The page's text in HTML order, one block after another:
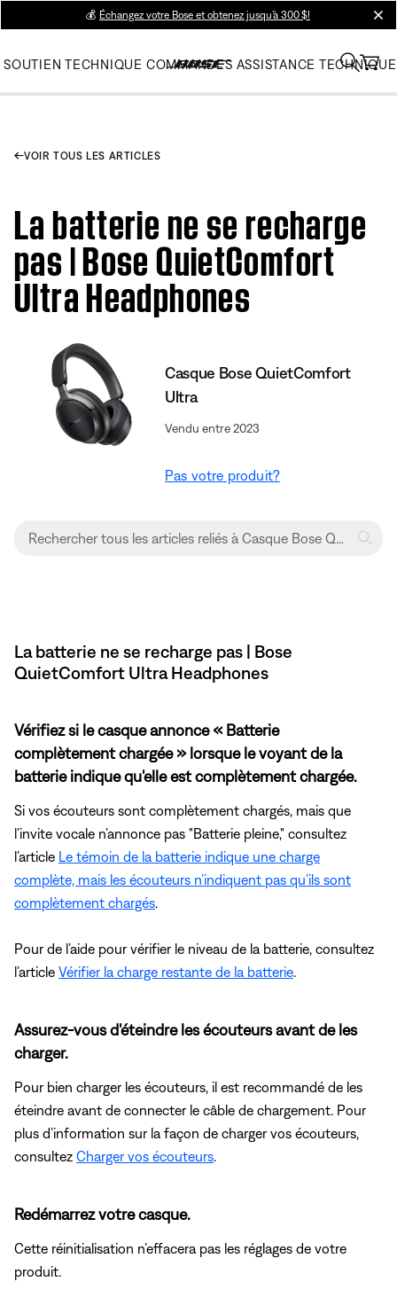
💰 Échangez votre Bose et obtenez jusqu’à 300 $!
SOUTIEN TECHNIQUE COMMANDES ASSISTANCE TECHNIQUE
VOIR TOUS LES ARTICLES
La batterie ne se recharge
pas | Bose QuietComfort
Ultra Headphones
Casque Bose QuietComfort
Ultra
Vendu entre 2023
Pas votre produit?
La batterie ne se recharge pas | Bose
QuietComfort Ultra Headphones
Vérifiez si le casque annonce « Batterie
complètement chargée » lorsque le voyant de la
batterie indique qu'elle est complètement chargée.
Si vos écouteurs sont complètement chargés, mais que
l’invite vocale n’annonce pas "Batterie pleine," consultez
l’article Le témoin de la batterie indique une charge
complète, mais les écouteurs n’indiquent pas qu’ils sont
complètement chargés
Pour de l’aide pour vérifier le niveau de la batterie, consultez
l’article Vérifier la charge restante de la batterie
Assurez-vous d'éteindre les écouteurs avant de les
charger.
Pour bien charger les écouteurs, il est recommandé de les
éteindre avant de connecter le câble de chargement. Pour
plus d’information sur la façon de charger vos écouteurs,
consultez Charger vos écouteurs
Redémarrez votre casque.
Cette réinitialisation n’effacera pas les réglages de votre
produit.